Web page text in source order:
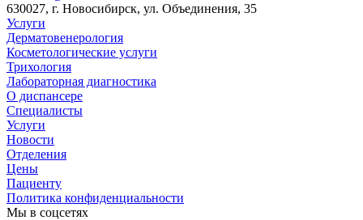
630027, г. Новосибирск, ул. Объединения, 35
Услуги
Дерматовенерология
Косметологические услуги
Трихология
Лабораторная диагностика
О диспансере
Специалисты
Услуги
Новости
Отделения
Цены
Пациенту
Политика конфиденциальности
Мы в соцсетях